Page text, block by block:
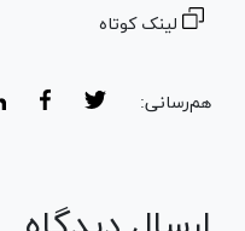
لینک کوتاه
هم‌رسانی: